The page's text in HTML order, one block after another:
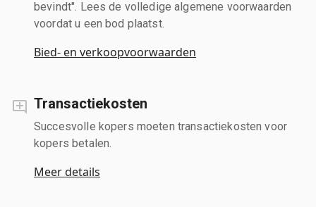
bevindt". Lees de volledige algemene voorwaarden
voordat u een bod plaatst.
Bied- en verkoopvoorwaarden
Transactiekosten
Succesvolle kopers moeten transactiekosten voor
kopers betalen.
Meer details